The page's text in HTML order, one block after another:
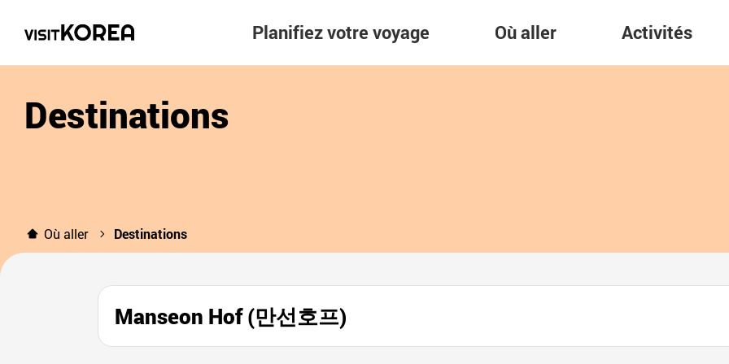
Planifiez votre voyage Où aller Activités
Destinations
Où aller Destinations
Manseon Hof (만선호프)